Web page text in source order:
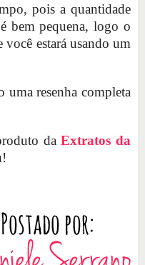
pois a quantidade
bem pequena, logo o
você estará usando um
uma resenha completa
daExtratos da